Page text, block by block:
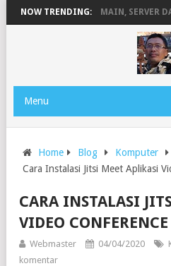
NOW TRENDING:
PENGERTIAN DOMAIN, SERVER DAN
Menu
Home Blog
Komputer
Cara Instalasi Jitsi Meet Aplikasi
CARA INSTALASI
VIDEO
Webmaster 04/04/2020
komentar